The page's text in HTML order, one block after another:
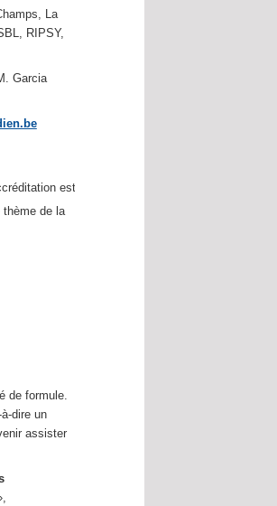
La
RIPSY,
Garcia
est demandée.
de la
de formule.
dire un
assister